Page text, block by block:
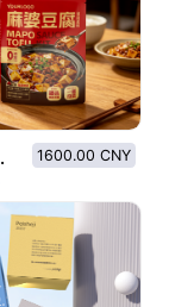
装通用
1600.00 CNY